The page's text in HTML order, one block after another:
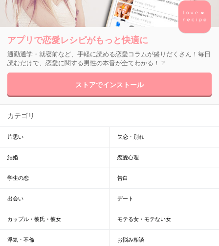
アプリで恋愛レシピがもっと快適に
通勤通学・就寝前など、手軽に読める恋愛コラムが盛りだくさん！毎日
読むだけで、恋愛に関する男性の本音が全てわかる！？
ストアでインストール
カテゴリ
片思い 失恋・別れ
結婚 恋愛心理
学生の恋 告白
出会い デート
カップル・彼氏・彼女 モテる女・モテない女
浮気・不倫 お悩み相談